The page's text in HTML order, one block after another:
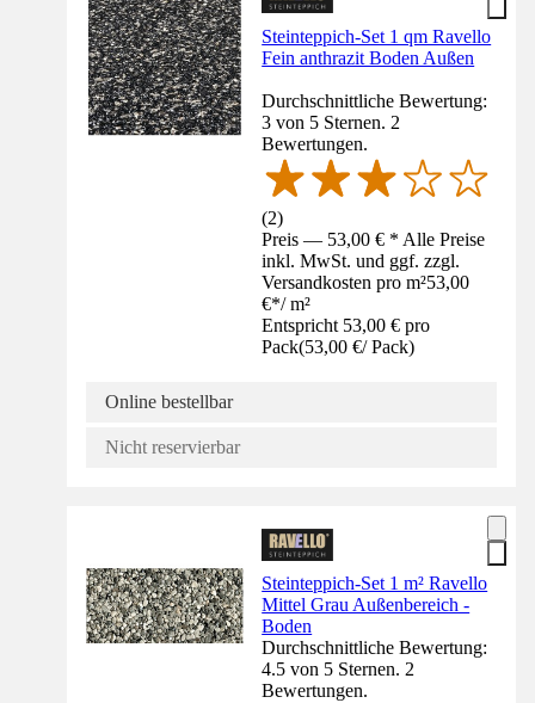
Steinteppich-Set 1 qm Ravello
Fein anthrazit Boden Außen
Durchschnittliche Bewertung:
3 von 5 Sternen. 2
Bewertungen.
(2)
Preis — 53,00 € * Alle Preise
inkl. MwSt. und ggf. zzgl.
Versandkosten pro m²53,00
€*/ m²
Entspricht 53,00 € pro
Pack(53,00 €/ Pack)
Online bestellbar
Nicht reservierbar
Steinteppich-Set 1 m² Ravello
Mittel Grau Außenbereich -
Boden
Durchschnittliche Bewertung:
4.5 von 5 Sternen. 2
Bewertungen.